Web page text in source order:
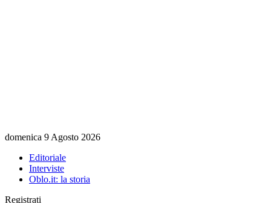
domenica 9 Agosto 2026
Editoriale
Interviste
Oblo.it: la storia
Registrati